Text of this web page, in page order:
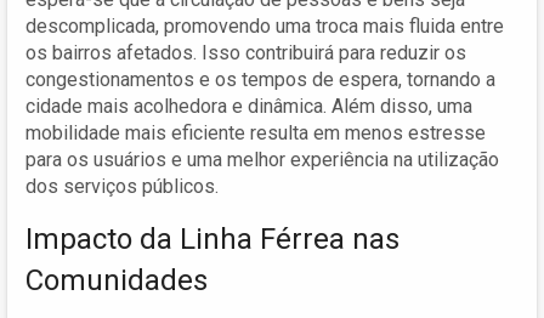
descomplicada, promovendo uma troca mais fluida entre
os bairros afetados. Isso contribuirá para reduzir os
congestionamentos e os tempos de espera, tornando a
cidade mais acolhedora e dinâmica. Além disso, uma
mobilidade mais eficiente resulta em menos estresse
para os usuários e uma melhor experiência na utilização
dos serviços públicos.
Impacto da Linha Férrea nas
Comunidades